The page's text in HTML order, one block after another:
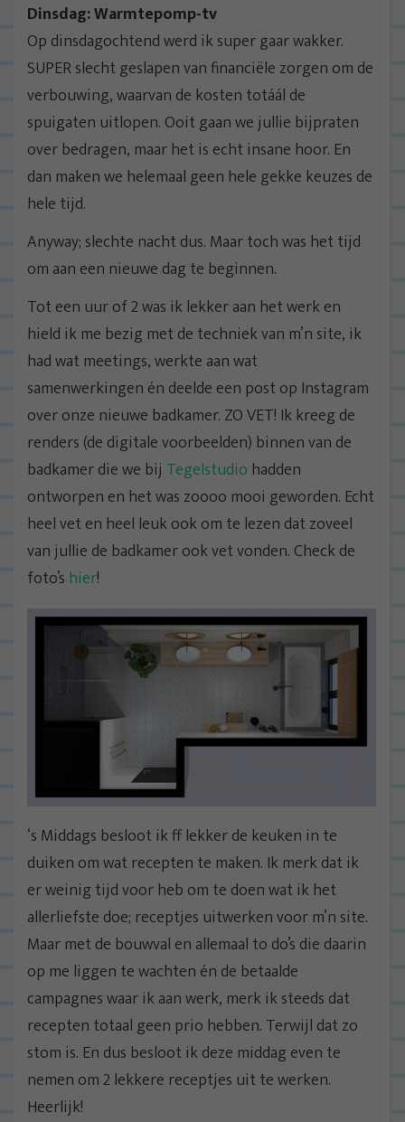
Dinsdag: Warmtepomp-tv
Op dinsdagochtend werd ik super gaar wakker.
SUPER slecht geslapen van financiële zorgen om de
verbouwing, waarvan de kosten totáál de
spuigaten uitlopen. Ooit gaan we jullie bijpraten
over bedragen, maar het is echt insane hoor. En
dan maken we helemaal geen hele gekke keuzes de
hele tijd.
Anyway; slechte nacht dus. Maar toch was het tijd
om aan een nieuwe dag te beginnen.
Tot een uur of 2 was ik lekker aan het werk en
hield ik me bezig met de techniek van m’n site, ik
had wat meetings, werkte aan wat
samenwerkingen én deelde een post op Instagram
over onze nieuwe badkamer. ZO VET! Ik kreeg de
renders (de digitale voorbeelden) binnen van de
badkamer die we bij Tegelstudio hadden
ontworpen en het was zoooo mooi geworden. Echt
heel vet en heel leuk ook om te lezen dat zoveel
van jullie de badkamer ook vet vonden. Check de
foto’s hier!
‘s Middags besloot ik ff lekker de keuken in te
duiken om wat recepten te maken. Ik merk dat ik
er weinig tijd voor heb om te doen wat ik het
allerliefste doe; receptjes uitwerken voor m’n site.
Maar met de bouwval en allemaal to do’s die daarin
op me liggen te wachten én de betaalde
campagnes waar ik aan werk, merk ik steeds dat
recepten totaal geen prio hebben. Terwijl dat zo
stom is. En dus besloot ik deze middag even te
nemen om 2 lekkere receptjes uit te werken.
Heerlijk!